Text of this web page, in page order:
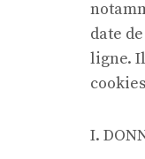
date
ligne.
I.